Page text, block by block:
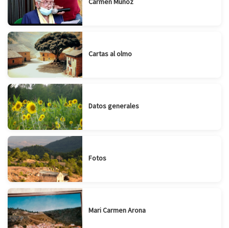
Cartas al olmo
Datos generales
Fotos
Mari Carmen Arona